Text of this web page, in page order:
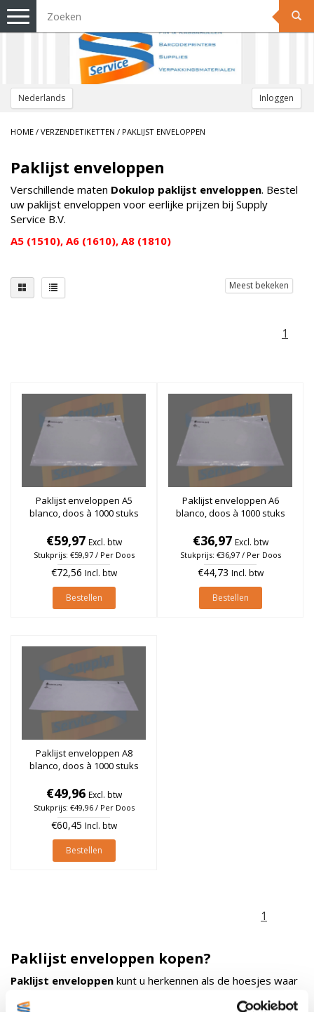
Nederlands Inloggen
Toggle
navigation
HOME / VERZENDETIKETTEN / PAKLIJST ENVELOPPEN
Paklijst enveloppen
Verschillende maten Dokulop paklijst enveloppen. Bestel
uw paklijst enveloppen voor eerlijke prijzen bij Supply
Service B.V.
A5 (1510), A6 (1610), A8 (1810)
Meest bekeken
1
Paklijst enveloppen A5
blanco, doos à 1000 stuks
€59,97 Excl. btw
Stukprijs: €59,97 / Per Doos
€72,56 Incl. btw
Bestellen
Paklijst enveloppen A6
blanco, doos à 1000 stuks
€36,97 Excl. btw
Stukprijs: €36,97 / Per Doos
€44,73 Incl. btw
Bestellen
Paklijst enveloppen A8
blanco, doos à 1000 stuks
€49,96 Excl. btw
Stukprijs: €49,96 / Per Doos
€60,45 Incl. btw
Bestellen
1
Paklijst enveloppen kopen?
Paklijst enveloppen kunt u herkennen als de hoesjes waar